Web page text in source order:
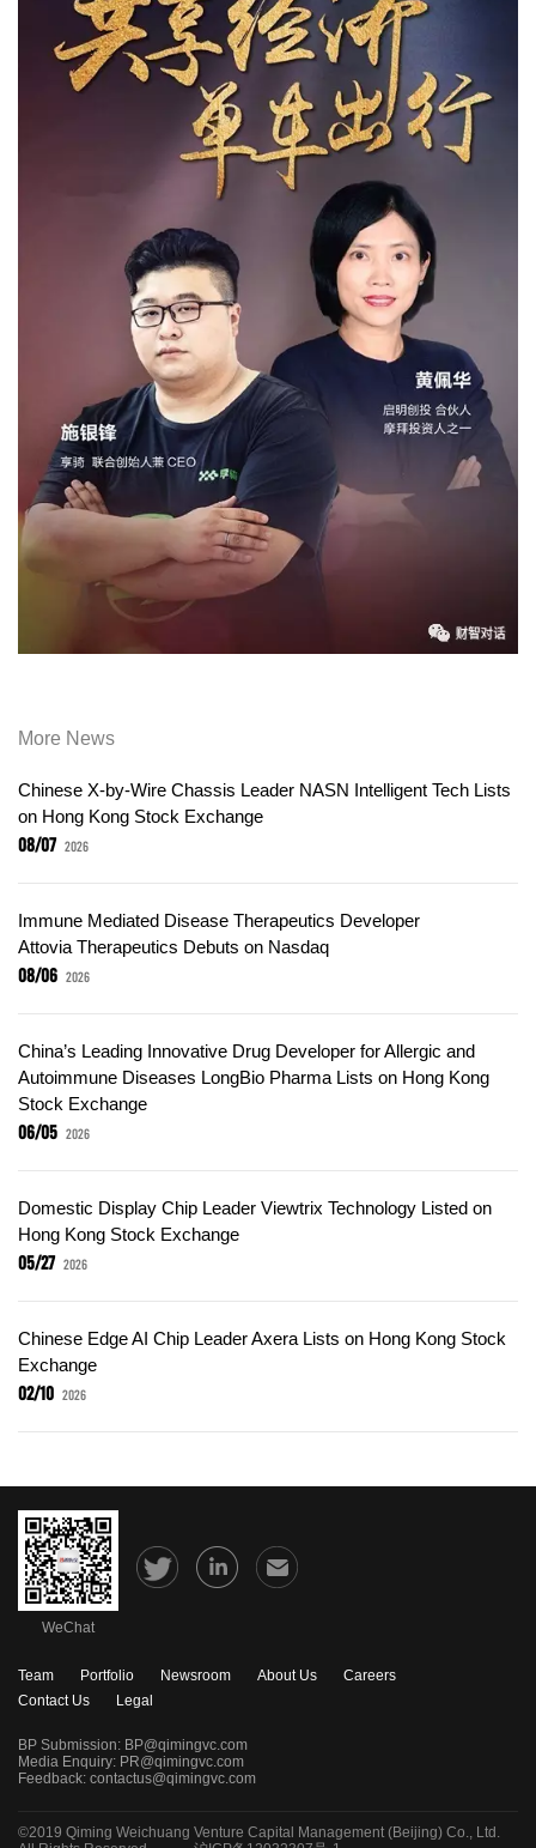
More News
Chinese X-by-Wire Chassis Leader NASN Intelligent Tech Lists
on Hong Kong Stock Exchange
08/07 2026
Immune Mediated Disease Therapeutics Developer
Attovia Therapeutics Debuts on Nasdaq
08/06 2026
China’s Leading Innovative Drug Developer for Allergic and
Autoimmune Diseases LongBio Pharma Lists on Hong Kong
Stock Exchange
06/05 2026
Domestic Display Chip Leader Viewtrix Technology Listed on
Hong Kong Stock Exchange
05/27 2026
Chinese Edge AI Chip Leader Axera Lists on Hong Kong Stock
Exchange
02/10 2026
WeChat
Team Portfolio Newsroom About Us
Careers
Contact Us
Legal
BP Submission: BP@qimingvc.com
Media Enquiry: PR@qimingvc.com
Feedback: contactus@qimingvc.com
©2019 Qiming Weichuang Venture Capital Management (Beijing) Co., Ltd.